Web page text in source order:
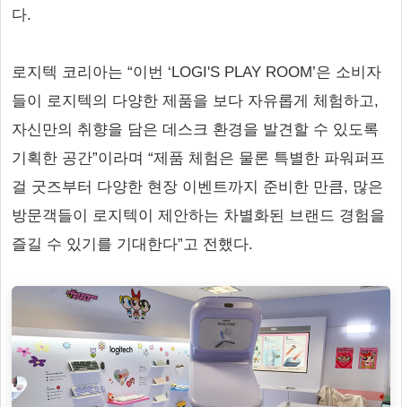
다.
로지텍 코리아는 “이번 ‘LOGI'S PLAY ROOM’은 소비자
들이 로지텍의 다양한 제품을 보다 자유롭게 체험하고,
자신만의 취향을 담은 데스크 환경을 발견할 수 있도록
기획한 공간”이라며 “제품 체험은 물론 특별한 파워퍼프
걸 굿즈부터 다양한 현장 이벤트까지 준비한 만큼, 많은
방문객들이 로지텍이 제안하는 차별화된 브랜드 경험을
즐길 수 있기를 기대한다”고 전했다.